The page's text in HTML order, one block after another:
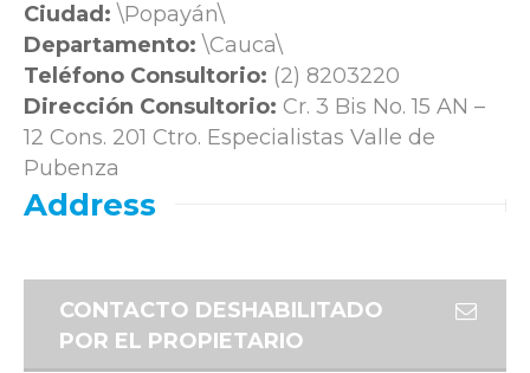
Ciudad: \Popayán\
Departamento: \Cauca\
Teléfono Consultorio: (2) 8203220
Dirección Consultorio: Cr. 3 Bis No. 15 AN –
12 Cons. 201 Ctro. Especialistas Valle de
Pubenza
Address
CONTACTO DESHABILITADO
POR EL PROPIETARIO